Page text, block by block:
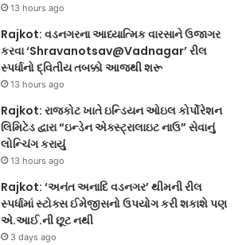
13 hours ago
Rajkot: વડનગરના આધ્યાત્મિક વારસાને ઉજાગર
કરવા ‘Shravanotsav@Vadnagar’ રીલ
સ્પર્ધાનો દ્વિતીય તબક્કો આજથી શરૂ
13 hours ago
Rajkot: રાજકોટ ખાતે ઇન્ડિયન ઓઇલ કોર્પોરેશન
લિમિટેડ દ્વારા “ઇન્ડેન એક્સ્ટ્રાલાઇટ નાઉ” સેવાનું
લોન્ચિંગ કરાયું
13 hours ago
Rajkot: ‘અનંત અનાદિ વડનગર’ થીમની રીલ
સ્પર્ધામાં સ્ટોક્સ ઈમેજીસનો ઉપયોગ કરી શકાશે પણ
એ.આઈ.ની છૂટ નથી
3 days ago